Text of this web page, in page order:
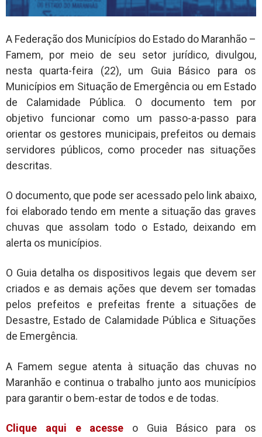
A Federação dos Municípios do Estado do Maranhão –
Famem, por meio de seu setor jurídico, divulgou,
nesta quarta-feira (22), um Guia Básico para os
Municípios em Situação de Emergência ou em Estado
de Calamidade Pública. O documento tem por
objetivo funcionar como um passo-a-passo para
orientar os gestores municipais, prefeitos ou demais
servidores públicos, como proceder nas situações
descritas.
O documento, que pode ser acessado pelo link abaixo,
foi elaborado tendo em mente a situação das graves
chuvas que assolam todo o Estado, deixando em
alerta os municípios.
O Guia detalha os dispositivos legais que devem ser
criados e as demais ações que devem ser tomadas
pelos prefeitos e prefeitas frente a situações de
Desastre, Estado de Calamidade Pública e Situações
de Emergência.
A Famem segue atenta à situação das chuvas no
Maranhão e continua o trabalho junto aos municípios
para garantir o bem-estar de todos e de todas.
Clique aqui e acesse o Guia Básico para os